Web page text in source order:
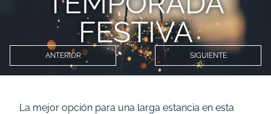
FESTIVA
ANTERIOR SIGUIENTE
La mejor opción para una larga estancia en esta